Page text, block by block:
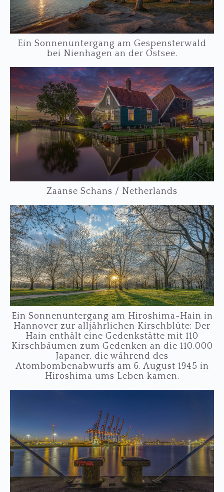
Ein Sonnenuntergang am Gespensterwald
bei Nienhagen an der Ostsee.
Zaanse Schans / Netherlands
Ein Sonnenuntergang am Hiroshima-Hain in
Hannover zur alljährlichen Kirschblüte: Der
Hain enthält eine Gedenkstätte mit 110
Kirschbäumen zum Gedenken an die 110.000
Japaner, die während des
Atombombenabwurfs am 6. August 1945 in
Hiroshima ums Leben kamen.